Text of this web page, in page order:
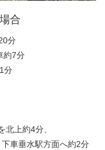
合
分
約7分
分
北上約4分、
車垂水駅方面へ約2分